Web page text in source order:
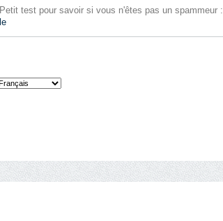
Petit test pour savoir si vous n'êtes pas un spammeur :
le